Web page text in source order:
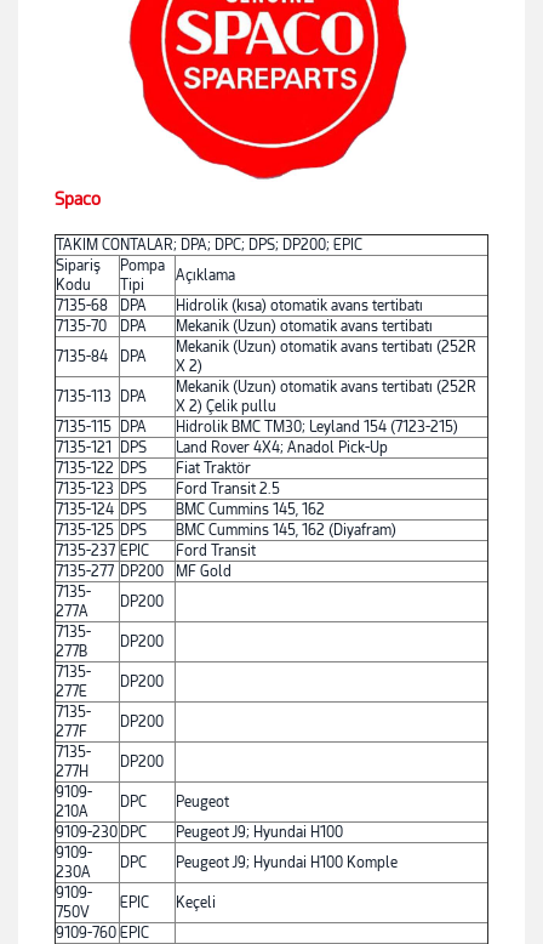
Spaco
TAKIM CONTALAR; DPA; DPC; DPS; DP200; EPIC
Sipariş
Kodu
Pompa
Tipi
Açıklama
7135-68
DPA
Hidrolik (kısa) otomatik avans tertibatı
7135-70
DPA
Mekanik (Uzun) otomatik avans tertibatı
7135-84
DPA
Mekanik (Uzun) otomatik avans tertibatı (252R
X 2)
7135-113
DPA
Mekanik (Uzun) otomatik avans tertibatı (252R
X 2) Çelik pullu
7135-115
DPA
Hidrolik BMC TM30; Leyland 154 (7123-215)
7135-121
DPS
Land Rover 4X4; Anadol Pick-Up
7135-122 DPS
Fiat Traktör
7135-123 DPS
Ford Transit 2.5
7135-124 DPS
BMC Cummins 145, 162
7135-125 DPS
BMC Cummins 145, 162 (Diyafram)
7135-237 EPIC
Ford Transit
7135-277 DP200
MF Gold
7135-
277A
DP200
7135-
277B
DP200
7135-
277E
DP200
7135-
277F
DP200
7135-
277H
DP200
9109-
210A
DPC
Peugeot
9109-230 DPC
Peugeot J9; Hyundai H100
9109-
230A
DPC
Peugeot J9; Hyundai H100 Komple
9109-
750V
EPIC
Keçeli
9109-760 EPIC